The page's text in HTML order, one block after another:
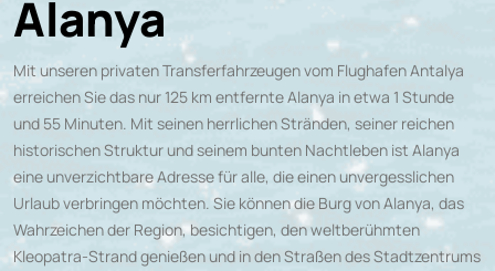
Alanya
Mit unseren privaten Transferfahrzeugen vom Flughafen Antalya
erreichen Sie das nur 125 km entfernte Alanya in etwa 1 Stunde
und 55 Minuten. Mit seinen herrlichen Stränden, seiner reichen
historischen Struktur und seinem bunten Nachtleben ist Alanya
eine unverzichtbare Adresse für alle, die einen unvergesslichen
Urlaub verbringen möchten. Sie können die Burg von Alanya, das
Wahrzeichen der Region, besichtigen, den weltberühmten
Kleopatra-Strand genießen und in den Straßen des Stadtzentrums